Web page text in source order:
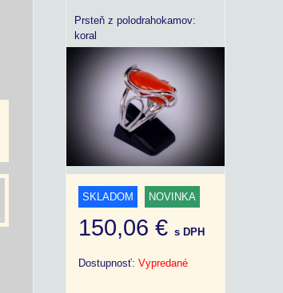
Prsteň z polodrahokamov:
koral
SKLADOM NOVINKA
150,06 € s DPH
Dostupnosť: Vypredané